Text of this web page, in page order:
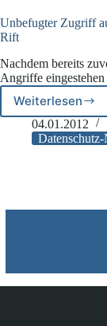
Unbefugter Zugriff
Rift
Nachdem bereits
Angriffe
Weiterlesen
Zugriff
auf
Rift
04.01.2012